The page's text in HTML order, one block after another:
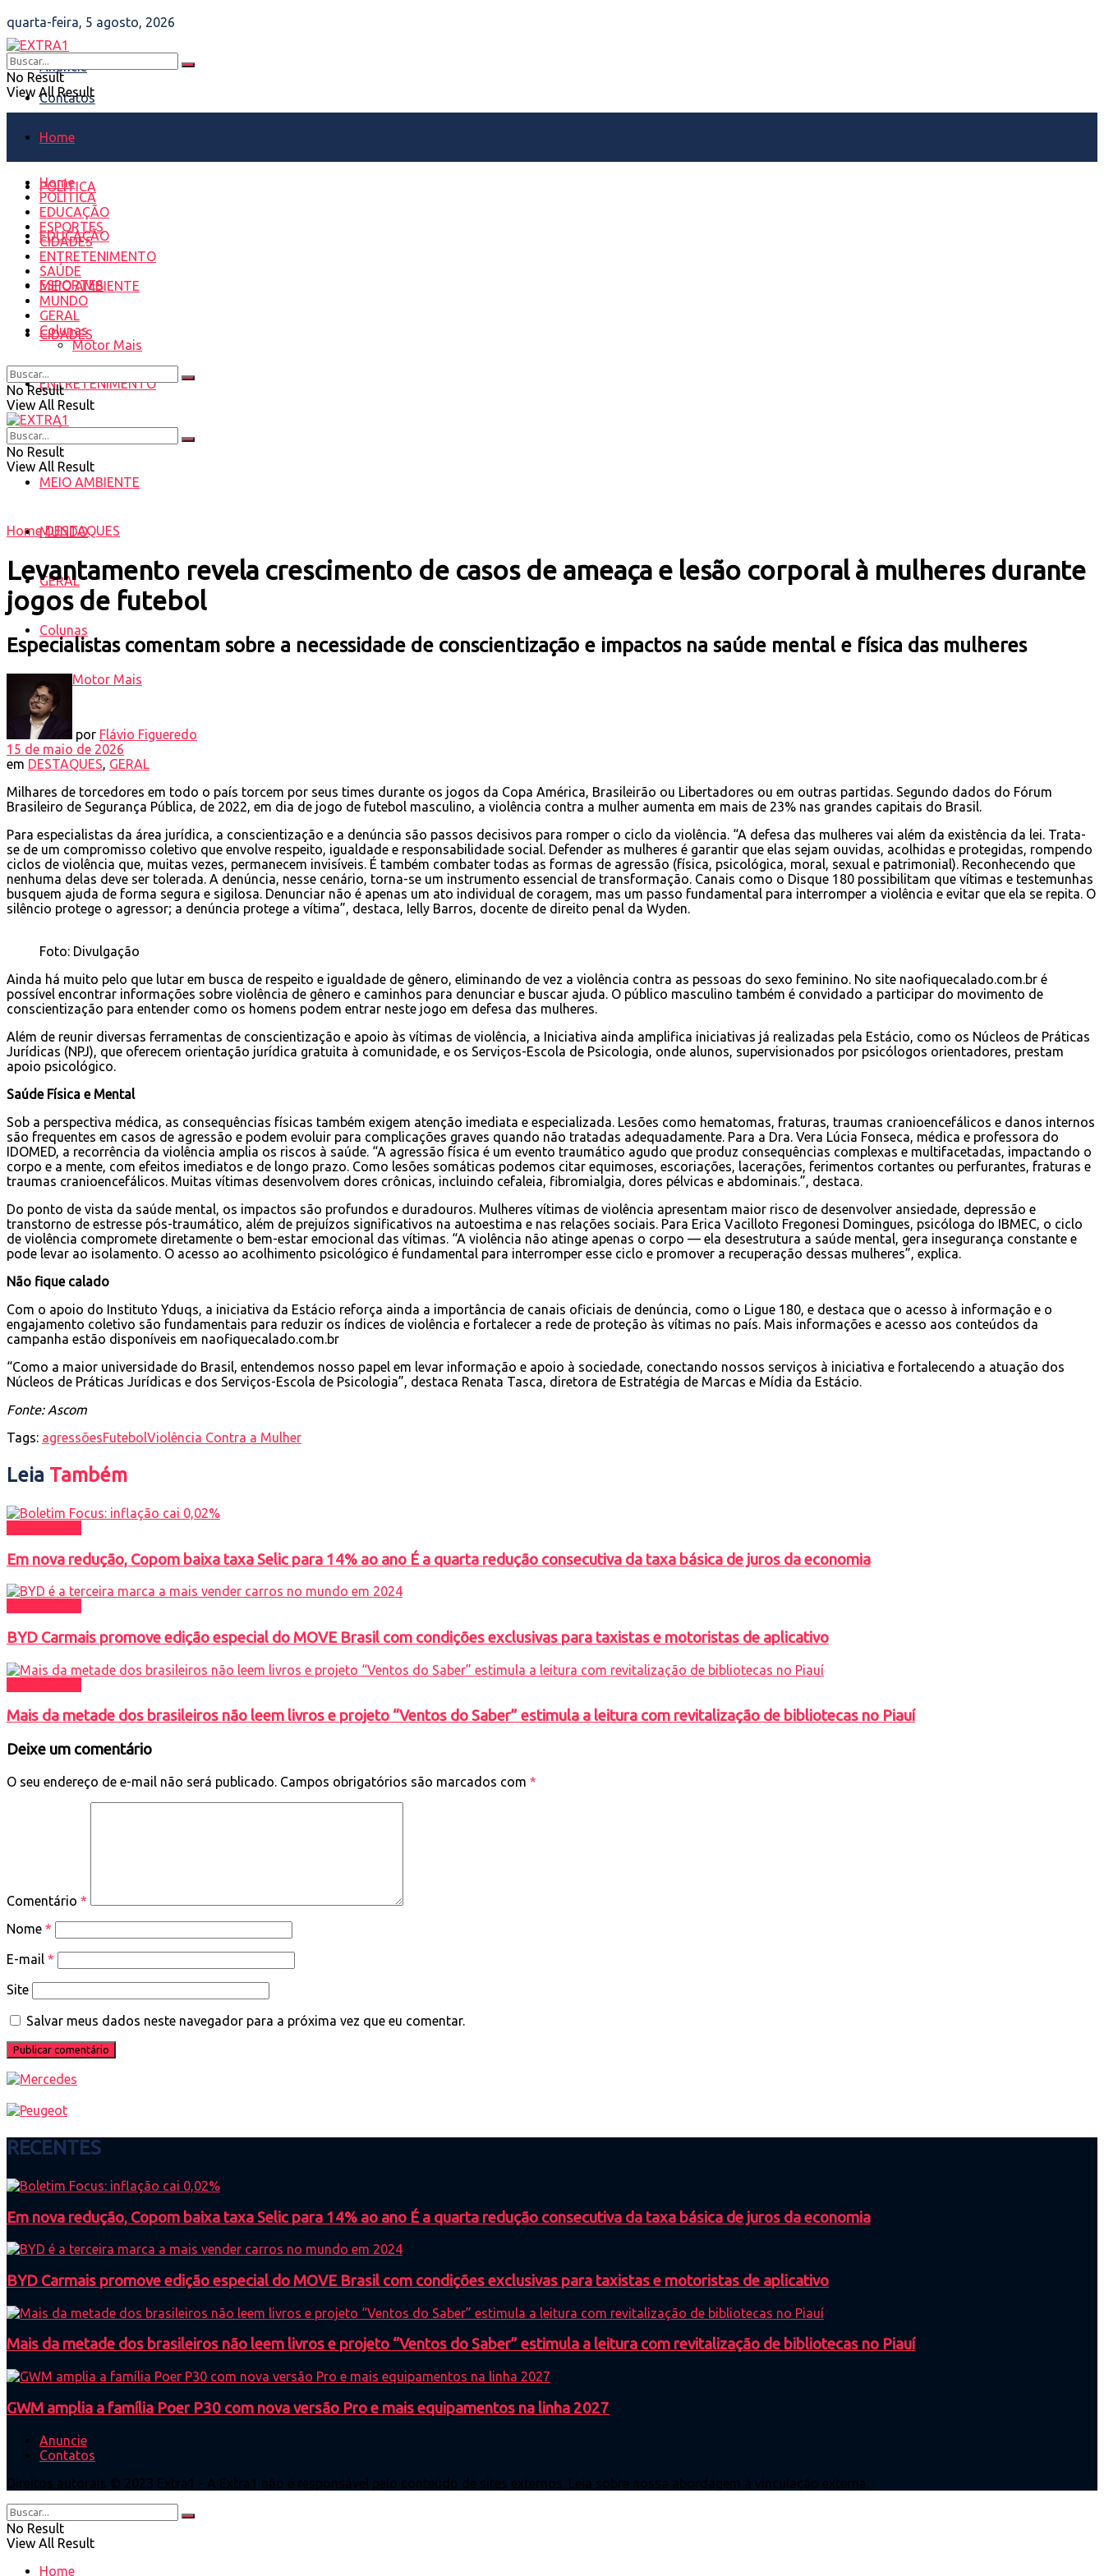
quarta-feira, 5 agosto, 2026
Anuncie
Contatos
No Result
View All Result
Home
POLÍTICA
EDUCAÇÃO
ESPORTES
CIDADES
ENTRETENIMENTO
SAÚDE
MEIO AMBIENTE
MUNDO
GERAL
Colunas
Motor Mais
Home
POLÍTICA
EDUCAÇÃO
ESPORTES
CIDADES
ENTRETENIMENTO
SAÚDE
MEIO AMBIENTE
MUNDO
GERAL
Colunas
Motor Mais
No Result
View All Result
No Result
View All Result
Home DESTAQUES
Levantamento revela crescimento de casos de ameaça e lesão corporal à mulheres durante
jogos de futebol
Especialistas comentam sobre a necessidade de conscientização e impactos na saúde mental e física das mulheres
por Flávio Figueredo
15 de maio de 2026
em DESTAQUES, GERAL
Milhares de torcedores em todo o país torcem por seus times durante os jogos da Copa América, Brasileirão ou Libertadores ou em outras partidas. Segundo dados do Fórum
Brasileiro de Segurança Pública, de 2022, em dia de jogo de futebol masculino, a violência contra a mulher aumenta em mais de 23% nas grandes capitais do Brasil.
Para especialistas da área jurídica, a conscientização e a denúncia são passos decisivos para romper o ciclo da violência. “A defesa das mulheres vai além da existência da lei. Trata-
se de um compromisso coletivo que envolve respeito, igualdade e responsabilidade social. Defender as mulheres é garantir que elas sejam ouvidas, acolhidas e protegidas, rompendo
ciclos de violência que, muitas vezes, permanecem invisíveis. É também combater todas as formas de agressão (física, psicológica, moral, sexual e patrimonial). Reconhecendo que
nenhuma delas deve ser tolerada. A denúncia, nesse cenário, torna-se um instrumento essencial de transformação. Canais como o Disque 180 possibilitam que vítimas e testemunhas
busquem ajuda de forma segura e sigilosa. Denunciar não é apenas um ato individual de coragem, mas um passo fundamental para interromper a violência e evitar que ela se repita. O
silêncio protege o agressor; a denúncia protege a vítima”, destaca, Ielly Barros, docente de direito penal da Wyden.
Foto: Divulgação
Ainda há muito pelo que lutar em busca de respeito e igualdade de gênero, eliminando de vez a violência contra as pessoas do sexo feminino. No site naofiquecalado.com.br é
possível encontrar informações sobre violência de gênero e caminhos para denunciar e buscar ajuda. O público masculino também é convidado a participar do movimento de
conscientização para entender como os homens podem entrar neste jogo em defesa das mulheres.
Além de reunir diversas ferramentas de conscientização e apoio às vítimas de violência, a Iniciativa ainda amplifica iniciativas já realizadas pela Estácio, como os Núcleos de Práticas
Jurídicas (NPJ), que oferecem orientação jurídica gratuita à comunidade, e os Serviços-Escola de Psicologia, onde alunos, supervisionados por psicólogos orientadores, prestam
apoio psicológico.
Saúde Física e Mental
Sob a perspectiva médica, as consequências físicas também exigem atenção imediata e especializada. Lesões como hematomas, fraturas, traumas cranioencefálicos e danos internos
são frequentes em casos de agressão e podem evoluir para complicações graves quando não tratadas adequadamente. Para a Dra. Vera Lúcia Fonseca, médica e professora do
IDOMED, a recorrência da violência amplia os riscos à saúde. “A agressão física é um evento traumático agudo que produz consequências complexas e multifacetadas, impactando o
corpo e a mente, com efeitos imediatos e de longo prazo. Como lesões somáticas podemos citar equimoses, escoriações, lacerações, ferimentos cortantes ou perfurantes, fraturas e
traumas cranioencefálicos. Muitas vítimas desenvolvem dores crônicas, incluindo cefaleia, fibromialgia, dores pélvicas e abdominais.”, destaca.
Do ponto de vista da saúde mental, os impactos são profundos e duradouros. Mulheres vítimas de violência apresentam maior risco de desenvolver ansiedade, depressão e
transtorno de estresse pós-traumático, além de prejuízos significativos na autoestima e nas relações sociais. Para Erica Vacilloto Fregonesi Domingues, psicóloga do IBMEC, o ciclo
de violência compromete diretamente o bem-estar emocional das vítimas. “A violência não atinge apenas o corpo — ela desestrutura a saúde mental, gera insegurança constante e
pode levar ao isolamento. O acesso ao acolhimento psicológico é fundamental para interromper esse ciclo e promover a recuperação dessas mulheres”, explica.
Não fique calado
Com o apoio do Instituto Yduqs, a iniciativa da Estácio reforça ainda a importância de canais oficiais de denúncia, como o Ligue 180, e destaca que o acesso à informação e o
engajamento coletivo são fundamentais para reduzir os índices de violência e fortalecer a rede de proteção às vítimas no país. Mais informações e acesso aos conteúdos da
campanha estão disponíveis em naofiquecalado.com.br
“Como a maior universidade do Brasil, entendemos nosso papel em levar informação e apoio à sociedade, conectando nossos serviços à iniciativa e fortalecendo a atuação dos
Núcleos de Práticas Jurídicas e dos Serviços-Escola de Psicologia”, destaca Renata Tasca, diretora de Estratégia de Marcas e Mídia da Estácio.
Fonte: Ascom
Tags: agressõesFutebolViolência Contra a Mulher
Leia Também
Em nova redução, Copom baixa taxa Selic para 14% ao ano É a quarta redução consecutiva da taxa básica de juros da economia
BYD Carmais promove edição especial do MOVE Brasil com condições exclusivas para taxistas e motoristas de aplicativo
Mais da metade dos brasileiros não leem livros e projeto “Ventos do Saber” estimula a leitura com revitalização de bibliotecas no Piauí
Deixe um comentário
O seu endereço de e-mail não será publicado. Campos obrigatórios são marcados com *
Comentário *
Nome *
E-mail *
Site
Salvar meus dados neste navegador para a próxima vez que eu comentar.
RECENTES
Em nova redução, Copom baixa taxa Selic para 14% ao ano É a quarta redução consecutiva da taxa básica de juros da economia
BYD Carmais promove edição especial do MOVE Brasil com condições exclusivas para taxistas e motoristas de aplicativo
Mais da metade dos brasileiros não leem livros e projeto “Ventos do Saber” estimula a leitura com revitalização de bibliotecas no Piauí
GWM amplia a família Poer P30 com nova versão Pro e mais equipamentos na linha 2027
Anuncie
Contatos
Direitos autorais © 2023 Extra1 - A Extra1 não é responsável pelo conteúdo de sites externos. Leia sobre nossa abordagem à vinculação externa.
No Result
View All Result
Home